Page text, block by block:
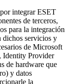
integrar ESET
de terceros,
para la integración
dichos servicios y
de Microsoft
Identity Provider
de hardware que
y datos
la